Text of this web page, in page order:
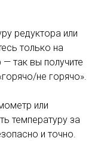
редуктора или
только на
так вы получите
не горячо».
или
температуру за
и точно.